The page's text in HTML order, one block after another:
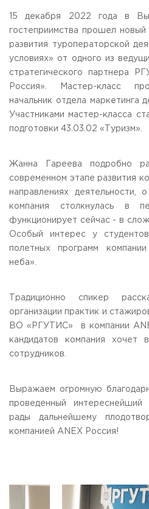
Работа с лицами с ОВЗ и
Контакты
системе ВО
Профком
Конкурс ППС
Сведения об
ЗАКАЗАТЬ ОБРАТНЫЙ ЗВОНОК
пгт. Черкизово, ул. Главная, 99
ТЕЛЕФОНЫ
obrashenia@rguts.ru
priem@rguts.ru - Приемная
ГРАФИК И РЕЖИМ РАБОТЫ
пт: с 09:00 до 16:45;
сб-вс: выходной
пн-пт: с 10:00 до 17:00;
сб: с 10:00 до 15:30;
15 декабря 2022 года в
гостеприимства прошел новый
развития туроператорской
условиях» от одного из
стратегического партнера
Россия». Мастер-класс
начальник отдела маркетинга
Участниками мастер-класса
подготовки 43.03.02 «Туризм».
Жанна Гареева подробно
современном этапе развития
направлениях деятельности,
компания столкнулась в
функционирует сейчас - в
Особый интерес у
полетных программ
неба».
Традиционно спикер
организации практик и
ВО «РГУТИС» в компании
кандидатов компания хочет
сотрудников.
Выражаем огромную
проведенный
рады дальнейшему
компанией ANEX Россия!